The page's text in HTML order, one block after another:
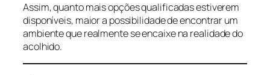
Assim, quanto mais opções qualificadas estiverem
disponíveis, maior a possibilidade de encontrar um
ambiente que realmente se encaixe na realidade do
acolhido.